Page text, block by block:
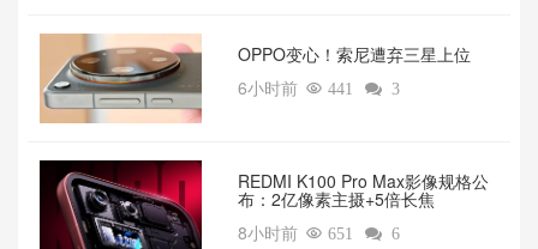
OPPO变心！索尼遭弃三星上位‌
6小时前  441  3
REDMI K100 Pro Max影像规格公
布：2亿像素主摄+5倍长焦
8小时前  651  6